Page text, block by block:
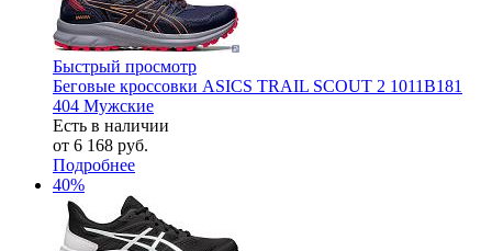
Быстрый просмотр
Беговые кроссовки ASICS TRAIL SCOUT 2 1011B181
404 Мужские
Есть в наличии
от 6 168 руб.
Подробнее
40%